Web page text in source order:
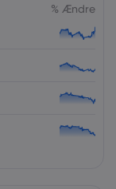
% Ændre